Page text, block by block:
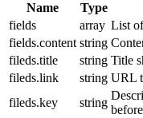
Name Type
fields
array List
fields.content string
fileds.title
string Title
fileds.link
string URL
fileds.key
string